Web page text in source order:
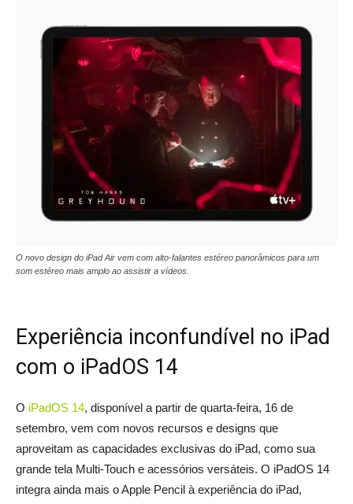
O novo design do iPad Air vem com alto-falantes estéreo panorâmicos para um
som estéreo mais amplo ao assistir a vídeos.
Experiência inconfundível no iPad
com o iPadOS 14
O iPadOS 14, disponível a partir de quarta-feira, 16 de
setembro, vem com novos recursos e designs que
aproveitam as capacidades exclusivas do iPad, como sua
grande tela Multi-Touch e acessórios versáteis. O iPadOS 14
integra ainda mais o Apple Pencil à experiência do iPad,